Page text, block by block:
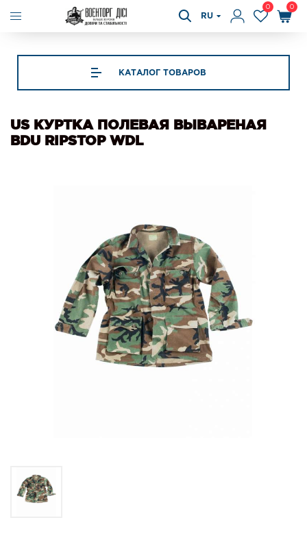
RU
0 0
КАТАЛОГ ТОВАРОВ
US КУРТКА ПОЛЕВАЯ ВЫВАРЕНАЯ
BDU RIPSTOP WDL